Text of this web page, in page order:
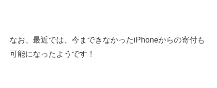
なお、最近では、今まできなかったiPhoneからの寄付も
可能になったようです！